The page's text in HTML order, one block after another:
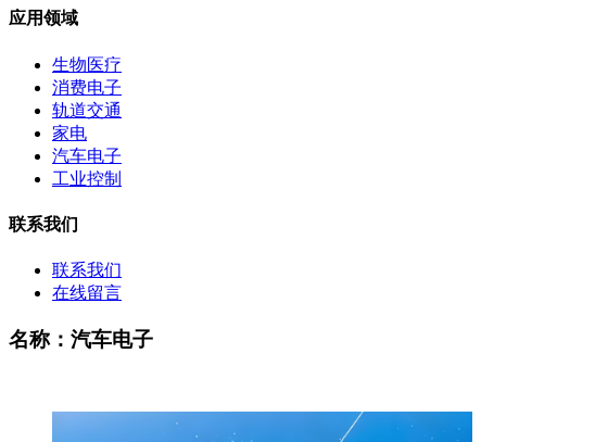
应用领域
生物医疗
消费电子
轨道交通
家电
汽车电子
工业控制
联系我们
联系我们
在线留言
名称：汽车电子